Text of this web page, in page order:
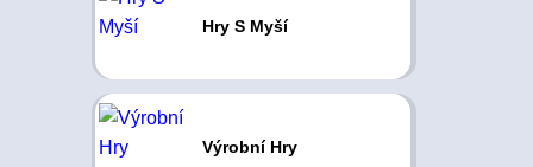
Hry S Myší
Výrobní Hry